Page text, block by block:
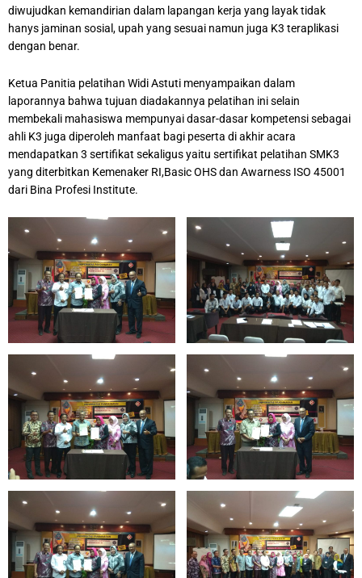
diwujudkan kemandirian dalam lapangan kerja yang layak tidak
hanys jaminan sosial, upah yang sesuai namun juga K3 teraplikasi
dengan benar.
Ketua Panitia pelatihan Widi Astuti menyampaikan dalam
laporannya bahwa tujuan diadakannya pelatihan ini selain
membekali mahasiswa mempunyai dasar-dasar kompetensi sebagai
ahli K3 juga diperoleh manfaat bagi peserta di akhir acara
mendapatkan 3 sertifikat sekaligus yaitu sertifikat pelatihan SMK3
yang diterbitkan Kemenaker RI,Basic OHS dan Awarness ISO 45001
dari Bina Profesi Institute.